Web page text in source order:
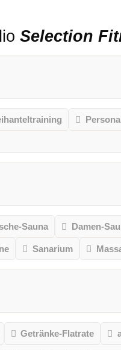
Selection
Sauna Damen-
Sanarium
Getränke-Flatrate